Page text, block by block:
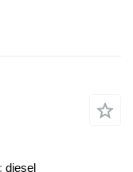
diesel